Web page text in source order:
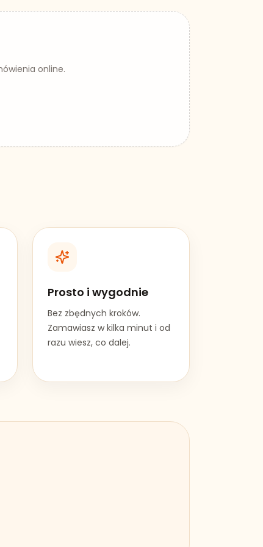
online.
Prosto i wygodnie
Bez zbędnych kroków.
Zamawiasz w kilka minut i od
razu wiesz, co dalej.